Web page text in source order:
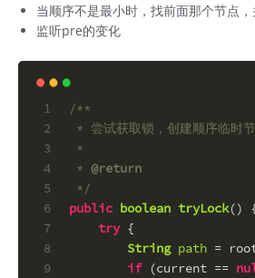
当顺序不是最小时，找前面那个节点，
监听pre的变化
1
2
3
4
5
6
7
8
9
/**
* 尝试获取锁，创建顺序临时
*
* @return
*/
public boolean tryLock()
try {
String path =
if (current ==